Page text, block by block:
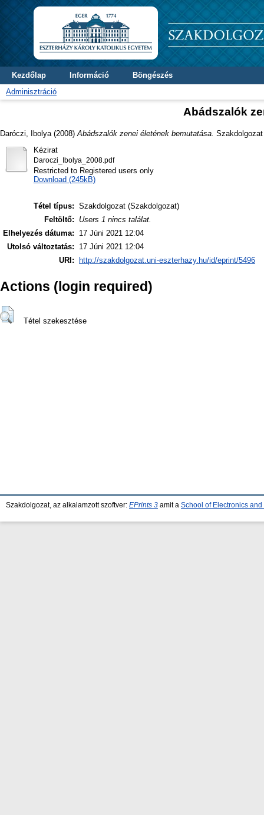
Kezdőlap Információ
Böngészés
Adminisztráció
Abádszalók
Daróczi, Ibolya (2008) Abádszalók zenei életének bemutatása.
Kézirat
Daroczi_Ibolya_2008.pdf
Restricted to Registered users only
Download (245kB)
Tétel típus: Szakdolgozat (Szakdolgozat)
Feltöltő:
Users 1 nincs találat.
Elhelyezés dátuma:
17 Júni 2021 12:04
Utolsó változtatás:
17 Júni 2021 12:04
URI:
http://szakdolgozat.uni-eszterhazy.hu/id/eprint/5496
Actions (login required)
Tétel szekesztése
Szakdolgozat, az alkalamzott szoftver: EPrints 3 amit a School of Electronics